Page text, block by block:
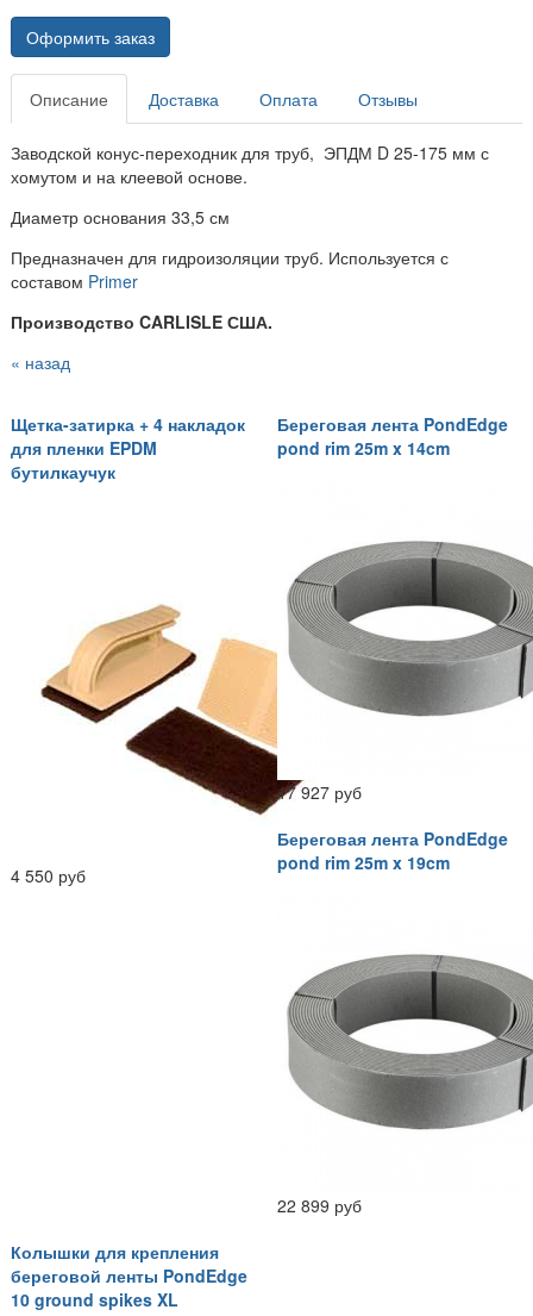
Оформить заказ
Описание Доставка Оплата Отзывы
Заводской конус-переходник для труб, ЭПДМ D 25-175 мм с
хомутом и на клеевой основе.
Диаметр основания 33,5 см
Предназначен для гидроизоляции труб. Используется с
составом Primer
Производство CARLISLE США.
« назад
Щетка-затирка + 4 накладок
для пленки EPDM
бутилкаучук
4 550 руб
Береговая лента PondEdge
pond rim 25m x 14cm
17 927 руб
Береговая лента PondEdge
pond rim 25m x 19cm
22 899 руб
Колышки для крепления
береговой ленты PondEdge
10 ground spikes XL